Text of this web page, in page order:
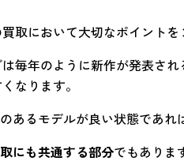
取において大切なポイントを
毎年のように新作が発表さ
なります。
あるモデルが良い状態であれ
にも共通する部分でもありま